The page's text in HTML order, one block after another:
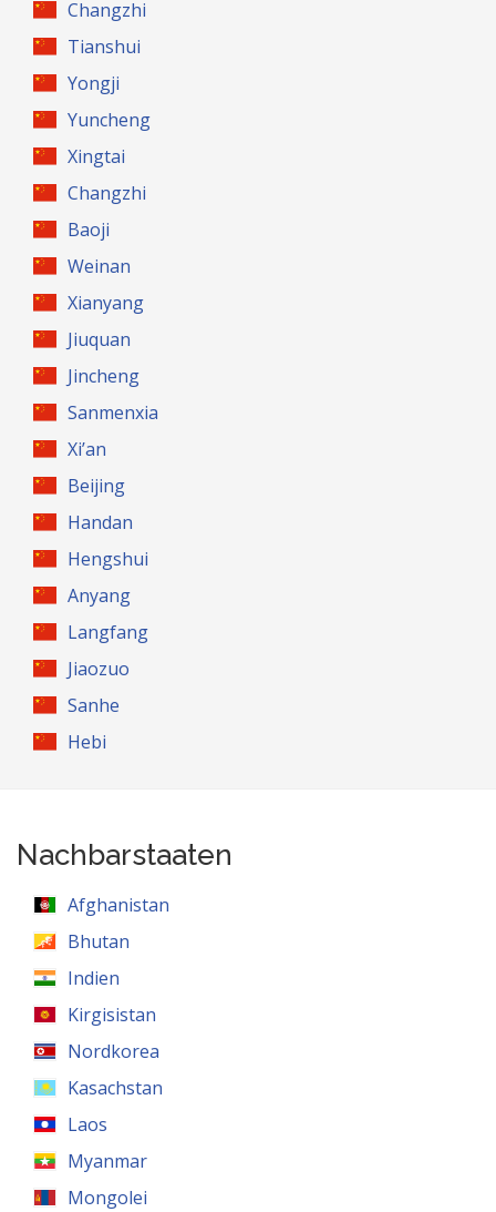
Changzhi
Tianshui
Yongji
Yuncheng
Xingtai
Changzhi
Baoji
Weinan
Xianyang
Jiuquan
Jincheng
Sanmenxia
Xi’an
Beijing
Handan
Hengshui
Anyang
Langfang
Jiaozuo
Sanhe
Hebi
Nachbarstaaten
Afghanistan
Bhutan
Indien
Kirgisistan
Nordkorea
Kasachstan
Laos
Myanmar
Mongolei